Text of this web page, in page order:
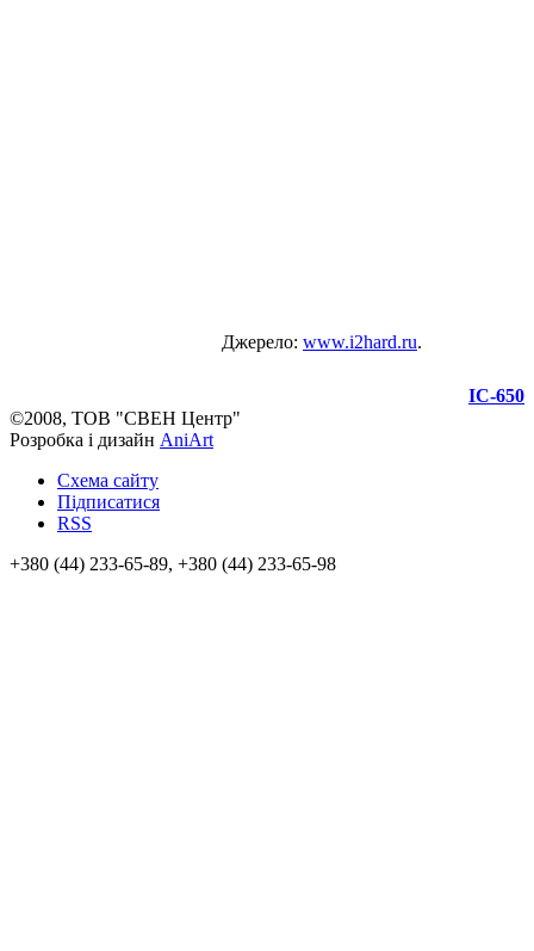
Джерело: www.i2hard.ru.
IC-650
©2008, ТОВ "СВЕН Центр"
Розробка і дизайн AniArt
Схема сайту
Підписатися
RSS
+380 (44) 233-65-89, +380 (44) 233-65-98